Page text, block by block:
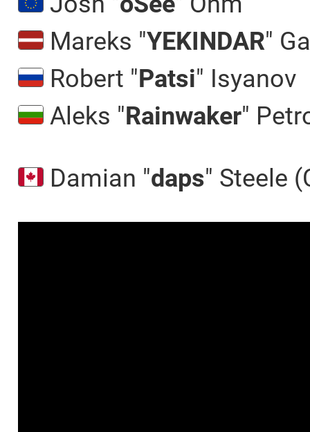
Mareks "YEKINDAR"
Robert "Patsi" Isyanov
Aleks "Rainwaker"
Damian "daps" Steele